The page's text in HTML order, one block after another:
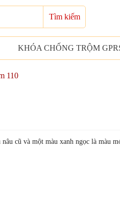
Tìm kiếm
KHÓA CHỐNG TRỘM
110
cũ và một màu xanh ngọc là màu